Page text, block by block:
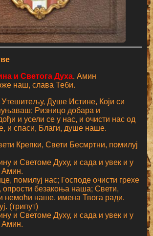
и Светога Духа. Амин
наш, слава Теби.
Душе Истине, Који си
Ризницо добара и
и усели се у нас, и очисти нас од
и спаси, Благи, душе наше.
Крепки, Свети Бесмртни, помилуј
и Светоме Духу, и сада и увек и у
Амин.
помилуј нас; Господе очисти грехе
безакоња наша; Свети,
немоћи наше, имена Твога ради.
(трипут)
и Светоме Духу, и сада и увек и у
Амин.